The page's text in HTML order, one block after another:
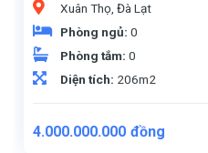
Xuân Thọ, Đà Lạt
Phòng ngủ: 0
Phòng tắm: 0
Diện tích: 206m2
4.000.000.000 đồng